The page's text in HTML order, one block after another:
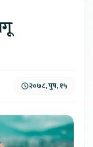
२०७८, पुष, १५